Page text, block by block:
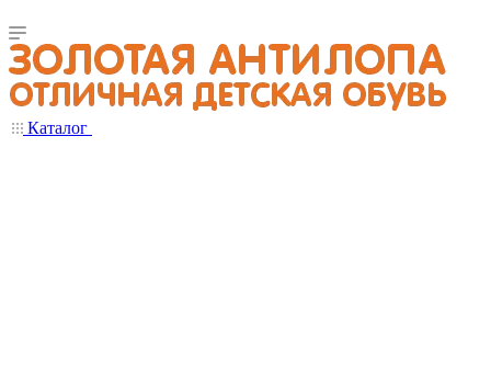
Каталог